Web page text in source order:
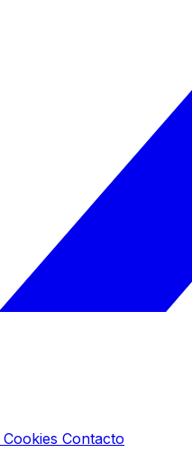
Cookies Contacto